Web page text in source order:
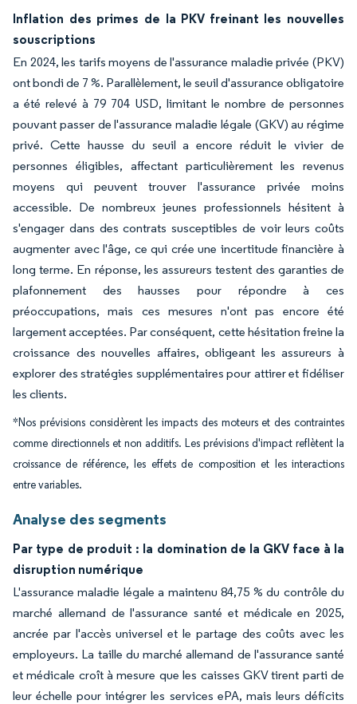
Inflation des primes de la PKV freinant les nouvelles
souscriptions
En 2024, les tarifs moyens de l'assurance maladie privée (PKV)
ont bondi de 7 %. Parallèlement, le seuil d'assurance obligatoire
a été relevé à 79 704 USD, limitant le nombre de personnes
pouvant passer de l'assurance maladie légale (GKV) au régime
privé. Cette hausse du seuil a encore réduit le vivier de
personnes éligibles, affectant particulièrement les revenus
moyens qui peuvent trouver l'assurance privée moins
accessible. De nombreux jeunes professionnels hésitent à
s'engager dans des contrats susceptibles de voir leurs coûts
augmenter avec l'âge, ce qui crée une incertitude financière à
long terme. En réponse, les assureurs testent des garanties de
plafonnement des hausses pour répondre à ces
préoccupations, mais ces mesures n'ont pas encore été
largement acceptées. Par conséquent, cette hésitation freine la
croissance des nouvelles affaires, obligeant les assureurs à
explorer des stratégies supplémentaires pour attirer et fidéliser
les clients.
*Nos prévisions considèrent les impacts des moteurs et des contraintes
comme directionnels et non additifs. Les prévisions d'impact reflètent la
croissance de référence, les effets de composition et les interactions
entre variables.
Analyse des segments
Par type de produit : la domination de la GKV face à la
disruption numérique
L'assurance maladie légale a maintenu 84,75 % du contrôle du
marché allemand de l'assurance santé et médicale en 2025,
ancrée par l'accès universel et le partage des coûts avec les
employeurs. La taille du marché allemand de l'assurance santé
et médicale croît à mesure que les caisses GKV tirent parti de
leur échelle pour intégrer les services ePA, mais leurs déficits